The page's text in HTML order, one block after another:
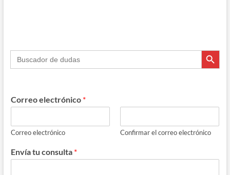
doce
meridiano»
Buscar: Botón de
Correo electrónico *
Correo electrónico Confirmar el correo electrónico
Envía tu consulta *